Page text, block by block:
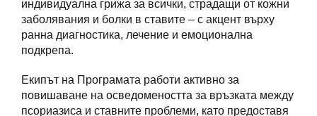
индивидуална грижа за всички, страдащи от кожни
заболявания и болки в ставите – с акцент върху
ранна диагностика, лечение и емоционална
подкрепа.
Екипът на Програмата работи активно за
повишаване на осведомеността за връзката между
псориазиса и ставните проблеми, като предоставя